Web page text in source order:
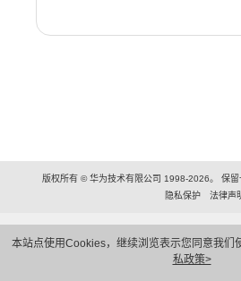
本站点使用Cookies，继续浏览表示您同意我们
私政策>
版权所有 © 华为技术有限公司 1998-2026。 保
隐私保护
法律声